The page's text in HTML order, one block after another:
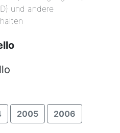
und andere
2005 2006